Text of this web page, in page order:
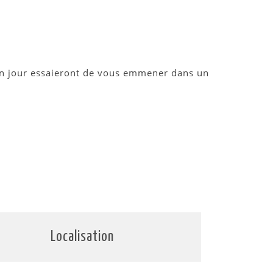
essaieront de vous emmener dans un
Localisation